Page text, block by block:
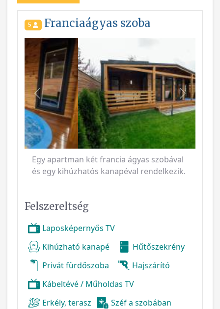
5 Franciaágyas szoba
Vissza
Egy apartman két francia ágyas szobával
és egy kihúzhatós kanapéval rendelkezik.
Felszereltség
Laposképernyős TV
Kihúzható kanapé
Hűtőszekrény
Privát fürdőszoba
Hajszárító
Kábeltévé / Műholdas TV
Erkély, terasz
Széf a szobában